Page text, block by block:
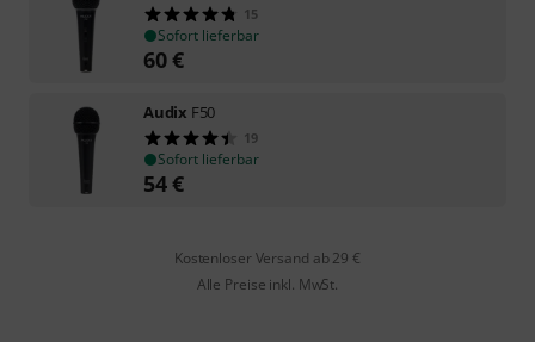
15
Sofort lieferbar
60€
Audix F50
19
Sofort lieferbar
54€
Kostenloser Versand ab 29 €
Alle Preise inkl. MwSt.